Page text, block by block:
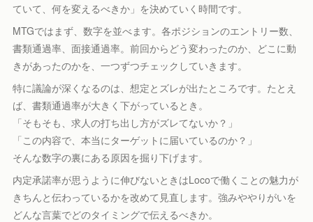
ていて、何を変えるべきか」を決めていく時間です。
MTGではまず、数字を並べます。各ポジションのエントリー数、
書類通過率、面接通過率。前回からどう変わったのか、どこに動
きがあったのかを、一つずつチェックしていきます。
特に議論が深くなるのは、想定とズレが出たところです。たとえ
ば、書類通過率が大きく下がっているとき。
「そもそも、求人の打ち出し方がズレてないか？」
「この内容で、本当にターゲットに届いているのか？」
そんな数字の裏にある原因を掘り下げます。
内定承諾率が思うように伸びないときはLocoで働くことの魅力が
きちんと伝わっているかを改めて見直します。強みややりがいを
どんな言葉でどのタイミングで伝えるべきか。